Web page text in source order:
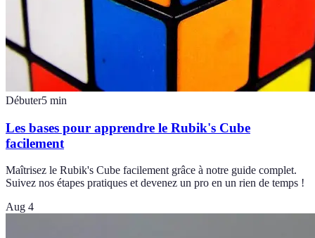
Débuter5 min
Les bases pour apprendre le Rubik's Cube
facilement
Maîtrisez le Rubik's Cube facilement grâce à notre guide complet.
Suivez nos étapes pratiques et devenez un pro en un rien de temps !
Aug 4